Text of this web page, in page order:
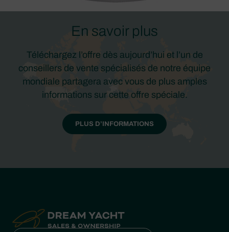
En savoir plus
Téléchargez l’offre dès aujourd’hui et l’un de
conseillers de vente spécialisés de notre équipe
mondiale partagera avec vous de plus amples
informations sur cette offre spéciale.
PLUS D’INFORMATIONS